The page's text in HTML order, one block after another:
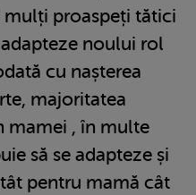
proaspeți tătici
adapteze noului rol
cu nașterea
majoritatea
mamei , în multe
să se adapteze și
pentru mamă cât